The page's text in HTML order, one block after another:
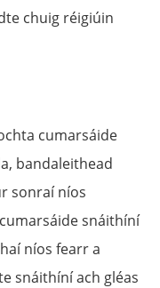
chuig réigiúin
cumarsáide
bandaleithead
sonraí níos
snáithíní
níos fearr a
snáithíní ach gléas